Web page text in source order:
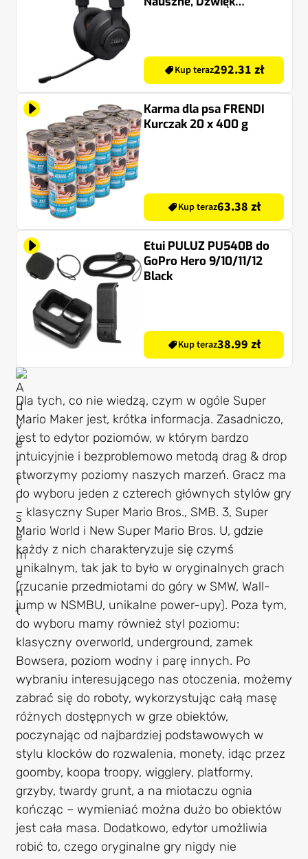
Kup teraz292.31 zł
Karma dla psa FRENDI
Kurczak 20 x 400 g
Kup teraz63.38 zł
Etui PULUZ PU540B do
GoPro Hero 9/10/11/12
Black
Kup teraz38.99 zł
Dla tych, co nie wiedzą, czym w ogóle Super
Mario Maker jest, krótka informacja. Zasadniczo,
jest to edytor poziomów, w którym bardzo
intuicyjnie i bezproblemowo metodą drag & drop
stworzymy poziomy naszych marzeń. Gracz ma
do wyboru jeden z czterech głównych stylów gry
– klasyczny Super Mario Bros., SMB. 3, Super
Mario World i New Super Mario Bros. U, gdzie
każdy z nich charakteryzuje się czymś
unikalnym, tak jak to było w oryginalnych grach
(rzucanie przedmiotami do góry w SMW, Wall-
jump w NSMBU, unikalne power-upy). Poza tym,
do wyboru mamy również styl poziomu:
klasyczny overworld, underground, zamek
Bowsera, poziom wodny i parę innych. Po
wybraniu interesującego nas otoczenia, możemy
zabrać się do roboty, wykorzystując całą masę
różnych dostępnych w grze obiektów,
poczynając od najbardziej podstawowych w
stylu klocków do rozwalenia, monety, idąc przez
goomby, koopa troopy, wigglery, platformy,
grzyby, twardy grunt, a na miotaczu ognia
kończąc – wymieniać można dużo bo obiektów
jest cała masa. Dodatkowo, edytor umożliwia
robić to, czego oryginalne gry nigdy nie